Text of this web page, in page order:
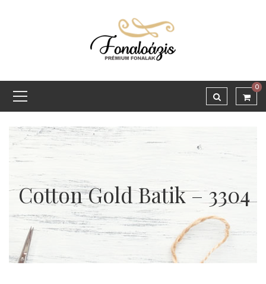
0
Cotton Gold Batik – 3304